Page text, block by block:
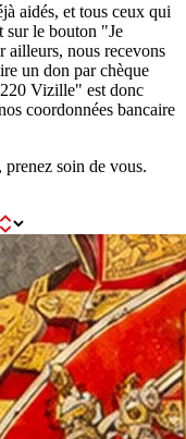
aidés, et tous ceux qui
sur le bouton "Je
ailleurs, nous recevons
un don par chèque
Vizille" est donc
coordonnées bancaire
soin de vous.